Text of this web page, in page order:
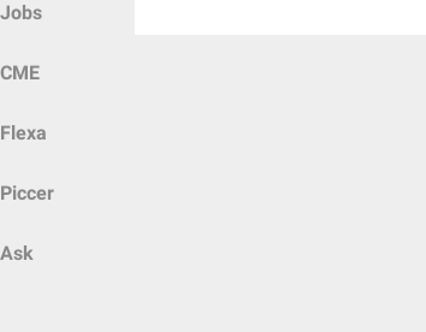
Jobs
CME
Flexa
Piccer
Ask